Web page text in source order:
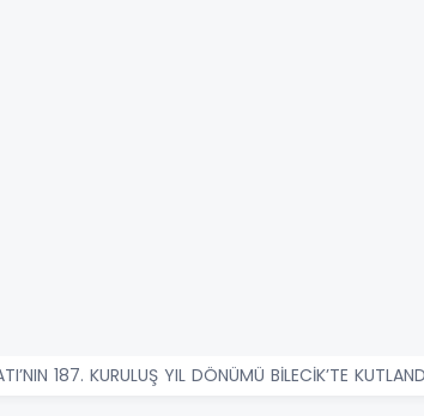
187. KURULUŞ YIL DÖNÜMÜ BİLECİK’TE